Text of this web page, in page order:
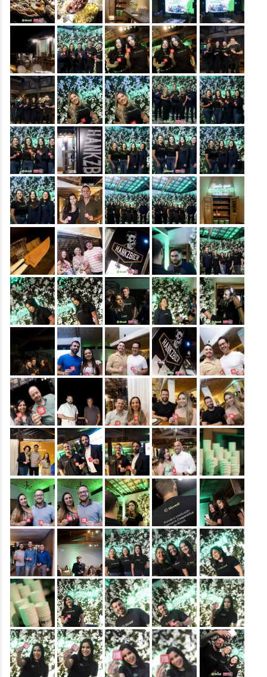
&nbsp; &nbsp; &nbsp; &nbsp; &nbsp;
&nbsp; &nbsp; &nbsp; &nbsp; &nbsp;
&nbsp; &nbsp; &nbsp; &nbsp; &nbsp;
&nbsp; &nbsp; &nbsp; &nbsp; &nbsp;
&nbsp; &nbsp; &nbsp; &nbsp; &nbsp;
&nbsp; &nbsp; &nbsp; &nbsp; &nbsp;
&nbsp; &nbsp; &nbsp; &nbsp;
&nbsp; &nbsp; &nbsp; &nbsp;
&nbsp; &nbsp; &nbsp; &nbsp; &nbsp;
&nbsp; &nbsp; &nbsp; &nbsp; &nbsp;
&nbsp; &nbsp; &nbsp; &nbsp; &nbsp;
&nbsp; &nbsp; &nbsp; &nbsp; &nbsp;
&nbsp; &nbsp; &nbsp; &nbsp; &nbsp;